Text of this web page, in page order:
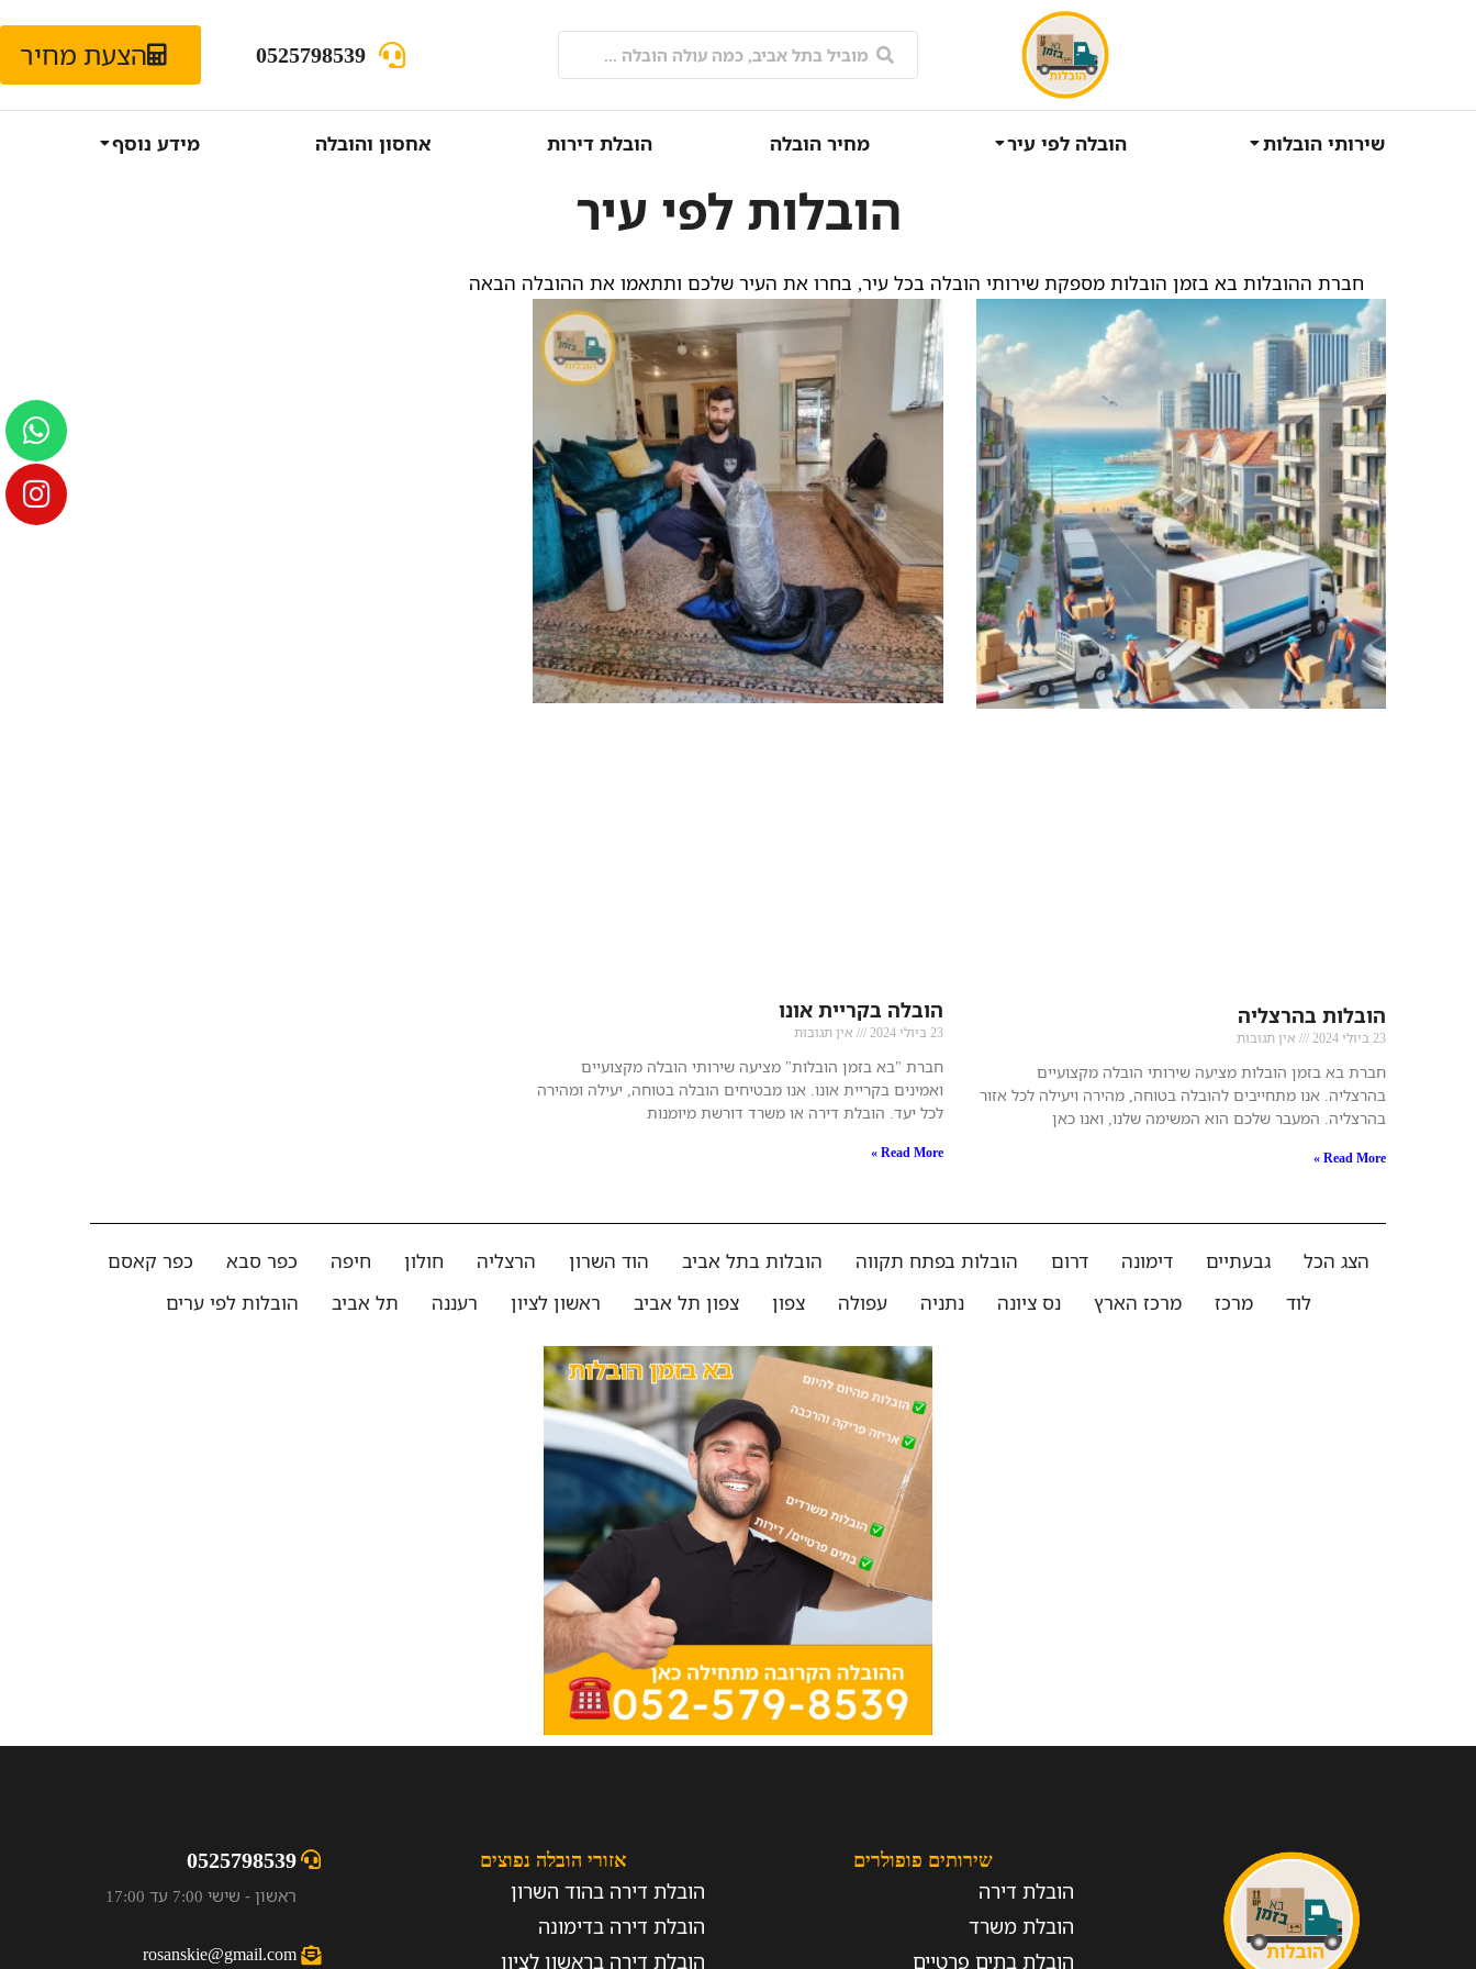
0525798539 הצעת מחיר
שירותי הובלות הובלה לפי עיר מחיר הובלה הובלת דירות אחסון והובלה מידע נוסף
הובלות לפי עיר
חברת ההובלות בא בזמן הובלות מספקת שירותי הובלה בכל עיר, בחרו את העיר שלכם ותתאמו את ההובלה הבאה
הובלות בהרצליה
23 ביולי 2024 אין תגובות
חברת בא בזמן הובלות מציעה שירותי הובלה מקצועיים
בהרצליה. אנו מתחייבים להובלה בטוחה, מהירה ויעילה לכל אזור
בהרצליה. המעבר שלכם הוא המשימה שלנו, ואנו כאן
Read More »
הובלה בקריית אונו
23 ביולי 2024 אין תגובות
חברת "בא בזמן הובלות" מציעה שירותי הובלה מקצועיים
ואמינים בקריית אונו. אנו מבטיחים הובלה בטוחה, יעילה ומהירה
לכל יעד. הובלת דירה או משרד דורשת מיומנות
Read More »
הצג הכל גבעתיים דימונה דרום הובלות בפתח תקווה הובלות בתל אביב הוד השרון הרצליה חולון חיפה כפר סבא
כפר קאסם
לוד
מרכז מרכז הארץ נס ציונה נתניה עפולה צפון צפון תל אביב ראשון לציון רעננה תל אביב הובלות לפי ערים
שירותים פופולרים
הובלת דירה
הובלת משרד
הובלת בתים פרטיים
אזורי הובלה נפוצים
הובלת דירה בהוד השרון
הובלת דירה בדימונה
הובלת דירה בראשון לציון
0525798539
ראשון - שישי 7:00 עד 17:00
rosanskie@gmail.com